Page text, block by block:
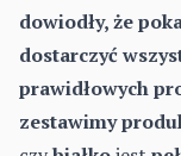
dowiodły, że
dostarczyć
prawidłowych
zestawimy